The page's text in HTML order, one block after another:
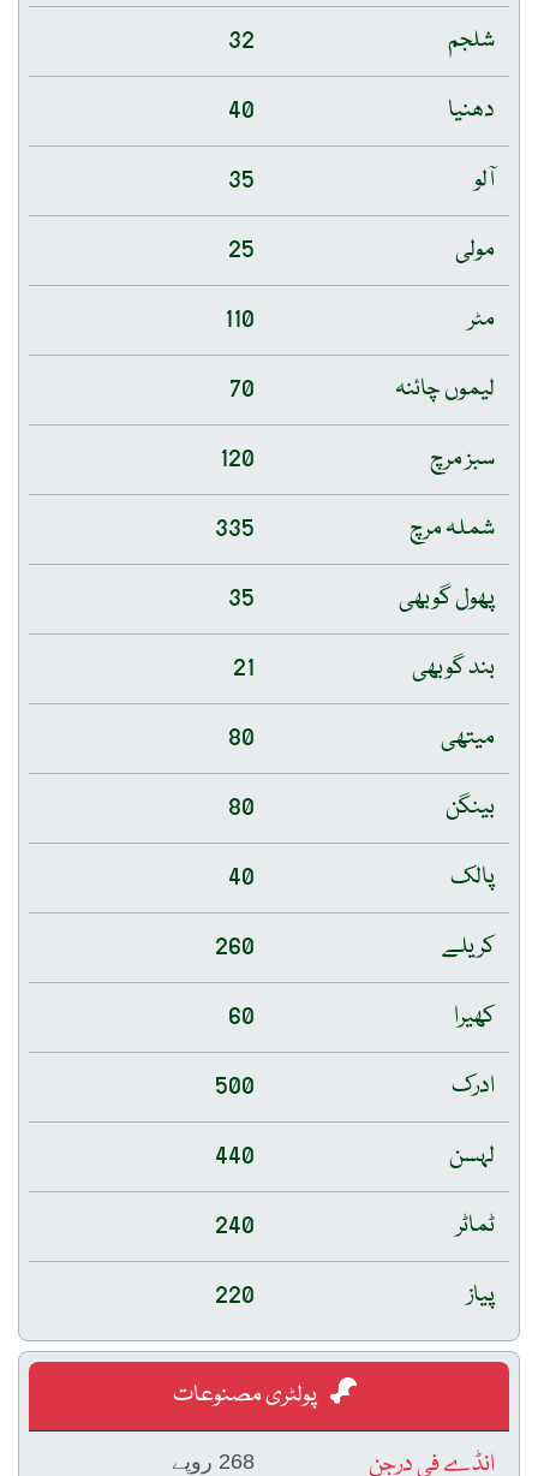
شلجم
32
دھنیا
40
آلو
35
مولی
25
مٹر
110
لیموں چائنہ
70
سبز مرچ
120
شملہ مرچ
335
پھول گوبھی
35
بند گوبھی
21
میتھی
80
بینگن
80
پالک
40
کریلے
260
کھیرا
60
ادرک
500
لہسن
440
ٹماٹر
240
پیاز
220
پولٹری مصنوعات
انڈے فی درجن
268 روپے